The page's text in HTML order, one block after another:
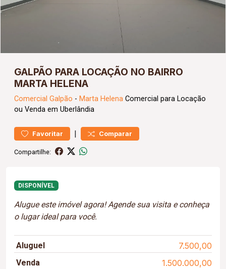
GALPÃO PARA LOCAÇÃO NO BAIRRO
MARTA HELENA
Comercial Galpão - Marta Helena Comercial para Locação
ou Venda em Uberlândia
Favoritar | Comparar
Compartilhe:
DISPONÍVEL
Alugue este imóvel agora! Agende sua visita e conheça
o lugar ideal para você.
Aluguel 7.500,00
Venda 1.500.000,00